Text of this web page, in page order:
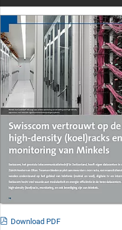
Download PDF